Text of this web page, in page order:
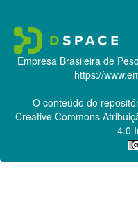
Empresa Brasileira de
https://
O conteúdo do
Creative Commons
4.0